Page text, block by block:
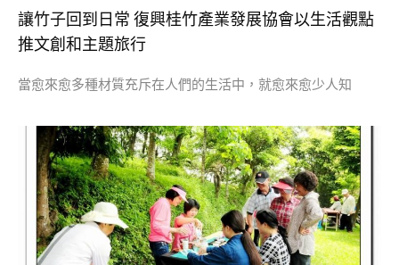
讓竹子回到日常 復興桂竹產業發展協會以生活觀點
推文創和主題旅行
當愈來愈多種材質充斥在人們的生活中，就愈來愈少人知